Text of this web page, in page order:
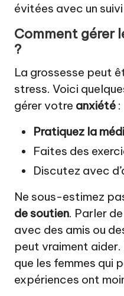
évitées avec un
Comment gérer
?
La grossesse peut
stress. Voici
gérer votre anxiété :
Pratiquez la
Faites des
Discutez avec
Ne sous-estimez
de soutien. Parler
avec des amis ou
peut vraiment
que les femmes qui
expériences ont